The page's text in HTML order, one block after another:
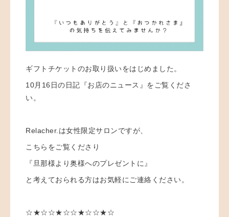
ギフトチケットのお取り扱いをはじめました。
10月16日の日記『お店のニュース』をご覧くださ
い。
Relacher.は女性限定サロンですが、
こちらをご覧くださり
『旦那様より奥様へのプレゼントに』
と考えておられる方はお気軽にご連絡ください。
☆★☆☆★☆☆★☆☆★☆